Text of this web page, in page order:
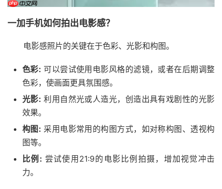
一加手机如何拍出电影感？
电影感照片的关键在于色彩、光影和构图。
色彩: 可以尝试使用电影风格的滤镜，或者在后期调整
色彩，使画面更具氛围感。
光影: 利用自然光或人造光，创造出具有戏剧性的光影
效果。
构图: 采用电影常用的构图方式，如对称构图、透视构
图等。
比例: 尝试使用21:9的电影比例拍摄，增加视觉冲击
力。